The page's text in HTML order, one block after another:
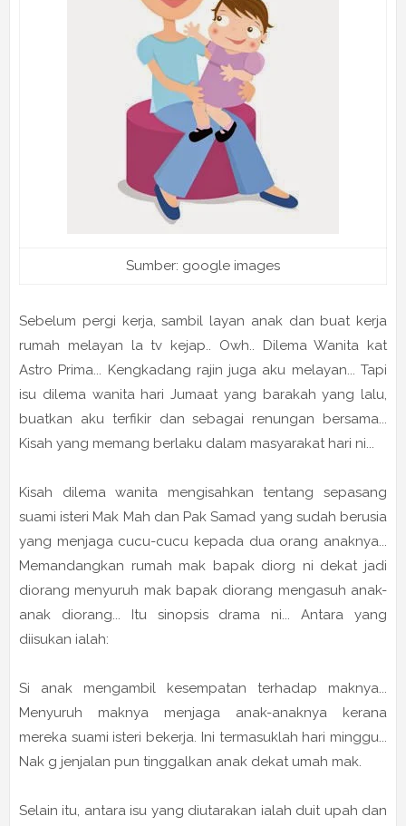
Sumber: google images
Sebelum pergi kerja, sambil layan anak dan buat kerja
rumah melayan la tv kejap.. Owh.. Dilema Wanita kat
Astro Prima... Kengkadang rajin juga aku melayan... Tapi
isu dilema wanita hari Jumaat yang barakah yang lalu,
buatkan aku terfikir dan sebagai renungan bersama...
Kisah yang memang berlaku dalam masyarakat hari ni...
Kisah dilema wanita mengisahkan tentang sepasang
suami isteri Mak Mah dan Pak Samad yang sudah berusia
yang menjaga cucu-cucu kepada dua orang anaknya...
Memandangkan rumah mak bapak diorg ni dekat jadi
diorang menyuruh mak bapak diorang mengasuh anak-
anak diorang... Itu sinopsis drama ni... Antara yang
diisukan ialah:
Si anak mengambil kesempatan terhadap maknya...
Menyuruh maknya menjaga anak-anaknya kerana
mereka suami isteri bekerja. Ini termasuklah hari minggu...
Nak g jenjalan pun tinggalkan anak dekat umah mak.
Selain itu, antara isu yang diutarakan ialah duit upah dan